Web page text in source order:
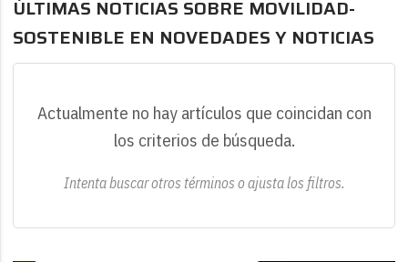
ÚLTIMAS NOTICIAS SOBRE MOVILIDAD-
SOSTENIBLE EN NOVEDADES Y NOTICIAS
Actualmente no hay artículos que coincidan con
los criterios de búsqueda.
Intenta buscar otros términos o ajusta los filtros.